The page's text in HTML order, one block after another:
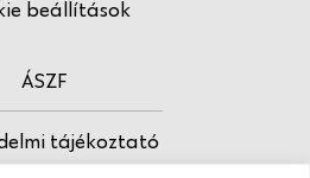
beállítások
ÁSZF
tájékoztató